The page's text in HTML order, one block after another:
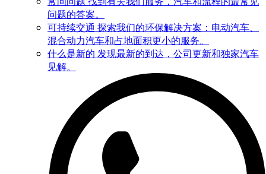
问题的答案。
可持续交通 探索我们的环保解决方案：电动汽车、
混合动力汽车和占地面积更小的服务。
什么是新的 发现最新的到达，公司更新和独家汽车
见解。